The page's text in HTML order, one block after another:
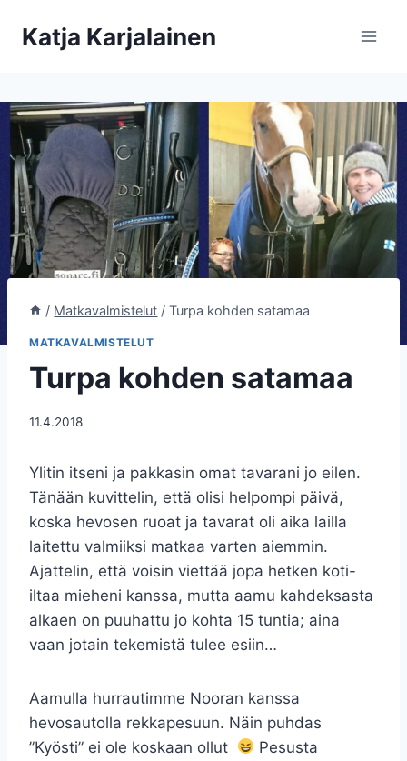
sisältöön
Katja Karjalainen
/ Matkavalmistelut / Turpa kohden satamaa
MATKAVALMISTELUT
Turpa kohden satamaa
11.4.2018
Ylitin itseni ja pakkasin omat tavarani jo eilen.
Tänään kuvittelin, että olisi helpompi päivä,
koska hevosen ruoat ja tavarat oli aika lailla
laitettu valmiiksi matkaa varten aiemmin.
Ajattelin, että voisin viettää jopa hetken koti-
iltaa mieheni kanssa, mutta aamu kahdeksasta
alkaen on puuhattu jo kohta 15 tuntia; aina
vaan jotain tekemistä tulee esiin…
Aamulla hurrautimme Nooran kanssa
hevosautolla rekkapesuun. Näin puhdas
”Kyösti” ei ole koskaan ollut
Pesusta